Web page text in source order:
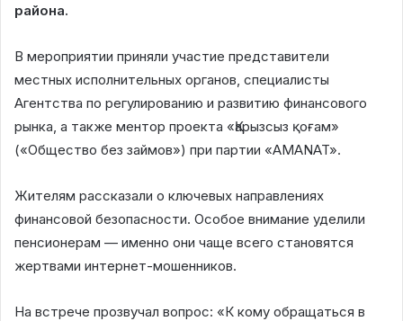
района.
В мероприятии приняли участие представители
местных исполнительных органов, специалисты
Агентства по регулированию и развитию финансового
рынка, а также ментор проекта «Қарызсыз қоғам»
(«Общество без займов») при партии «AMANAT».
Жителям рассказали о ключевых направлениях
финансовой безопасности. Особое внимание уделили
пенсионерам — именно они чаще всего становятся
жертвами интернет-мошенников.
На встрече прозвучал вопрос: «К кому обращаться в